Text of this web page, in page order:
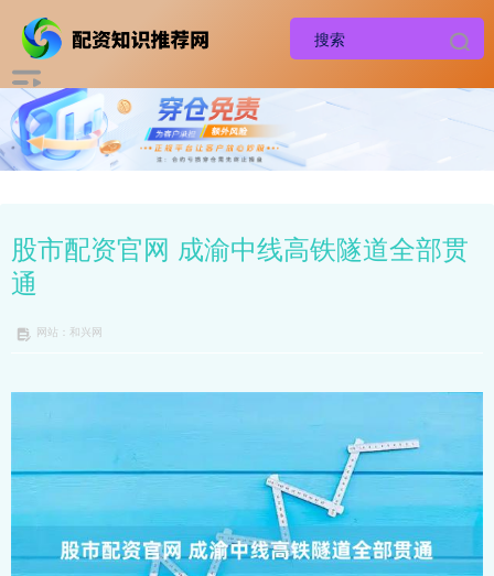
股市配资官网 成渝中线高铁隧道全部贯
通
网站：和兴网